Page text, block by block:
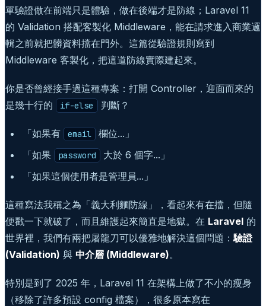
單驗證做在前端只是體驗，做在後端才是防線；Laravel 11
的 Validation 搭配客製化 Middleware，能在請求進入商業邏
輯之前就把髒資料擋在門外。這篇從驗證規則寫到
Middleware 客製化，把這道防線實際建起來。
你是否曾經接手過這種專案：打開 Controller，迎面而來的
是幾十行的
if-else 判斷？
「如果有 email
欄位...」
「如果
password
大於 6 個字...」
「如果這個使用者是管理員...」
這種寫法我稱之為「義大利麵防線」，看起來有在擋，但隨
便戳一下就破了，而且維護起來簡直是地獄。在 Laravel 的
世界裡，我們有兩把屠龍刀可以優雅地解決這個問題： 驗證
(Validation) 與 中介層 (Middleware)。
特別是到了 2025 年，Laravel 11 在架構上做了不小的瘦身
（移除了許多預設 config 檔案），很多原本寫在